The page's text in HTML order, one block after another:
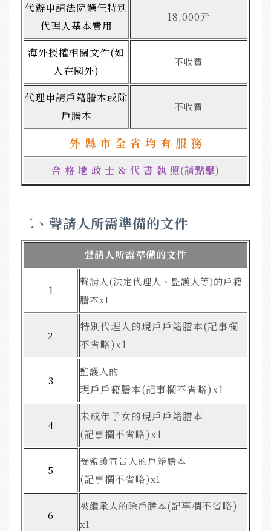
代辦申請法院選任特別
代理人基本費用
18,000元
海外授權相關文件(如
人在國外)
不收費
代理申請戶籍謄本或除
戶謄本
不收費
外 縣 市 全 省 均 有 服 務
合 格 地 政 士 & 代 書 執 照(請點擊)
二、 聲請人所需準備的文件
聲請人所需準備的文件
1
聲請人(法定代理人、監護人等)的戶籍
謄本x1
2
特別代理人的現戶戶籍謄本(記事欄
不省略)x1
3
監護人的
現戶戶籍謄本(記事欄不省略)x1
4
未成年子女的現戶戶籍謄本
(記事欄不省略)x1
5
受監護宣告人的戶籍謄本
(記事欄不省略)x1
6
被繼承人的除戶謄本(記事欄不省略)
x1